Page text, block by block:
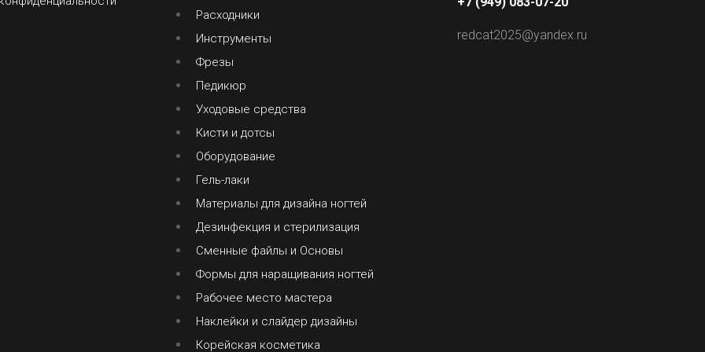
Расходники
Инструменты
Фрезы
Педикюр
Уходовые средства
Кисти и дотсы
Оборудование
Гель-лаки
Материалы для дизайна ногтей
Дезинфекция и стерилизация
Сменные файлы и Основы
Формы для наращивания ногтей
Рабочее место мастера
Наклейки и слайдер дизайны
Корейская косметика
redcat2025@yandex.ru